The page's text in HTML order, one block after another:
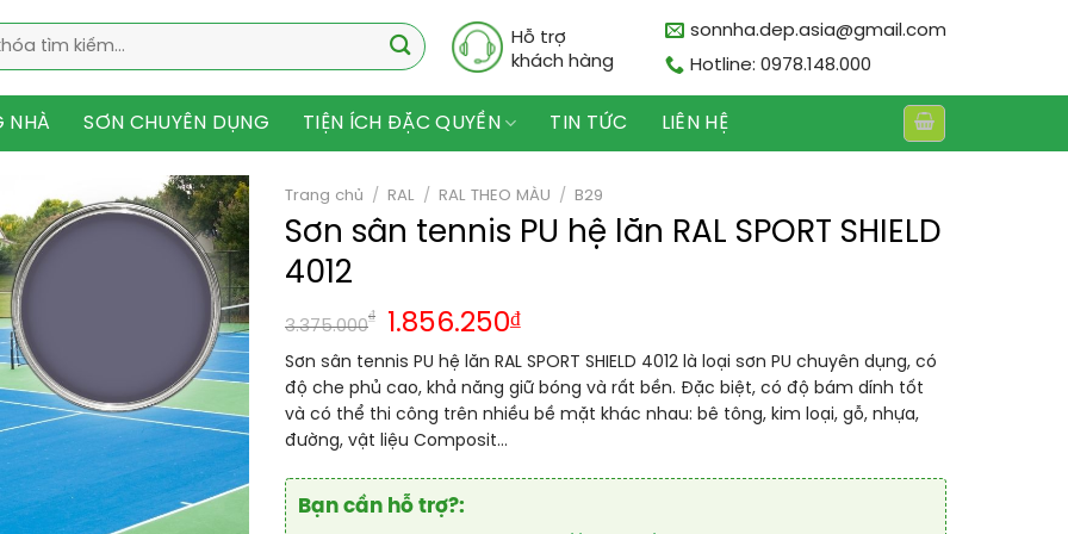
Hỗ trợ
khách hàng
sonnha.dep.asia@gmail.com
Hotline: 0978.148.000
NHÀ SƠN CHUYÊN DỤNG TIỆN ÍCH ĐẶC QUYỀN TIN TỨC LIÊN HỆ
Trang chủ / RAL / RAL THEO MÀU / B29
Sơn sân tennis PU hệ lăn RAL SPORT SHIELD
4012
3.375.000
₫ 1.856.250₫
Sơn sân tennis PU hệ lăn RAL SPORT SHIELD 4012 là loại sơn PU chuyên dụng, có
độ che phủ cao, khả năng giữ bóng và rất bền. Đặc biệt, có độ bám dính tốt
và có thể thi công trên nhiều bề mặt khác nhau: bê tông, kim loại, gỗ, nhựa,
đường, vật liệu Composit…
Bạn cần hỗ trợ?: